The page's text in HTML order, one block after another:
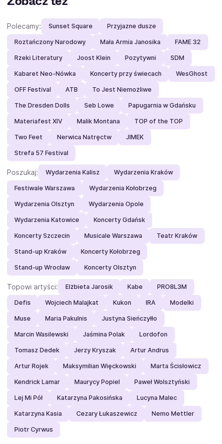
Polecamy: Sunset Square Przyjazne dusze
Roztańczony Narodowy Mała Armia Janosika FAME 32
Rzeki Literatury Joost Klein Pozytywni SDM
Kabaret Neo-Nówka Koncerty przy świecach WesGhost
OFF Festival ATB To Jest Niemożliwe
The Dresden Dolls Seb Lowe Papugarnia w Gdańsku
Materiafest XIV Malik Montana TOP of the TOP
Two Feet Nerwica Natręctw JIMEK
Strefa 57 Festival
Poszukaj: Wydarzenia Kalisz Wydarzenia Kraków
Festiwale Warszawa Wydarzenia Kołobrzeg
Wydarzenia Olsztyn Wydarzenia Opole
Wydarzenia Katowice Koncerty Gdańsk
Koncerty Szczecin Musicale Warszawa Teatr Kraków
Stand-up Kraków Koncerty Kołobrzeg
Stand-up Wrocław Koncerty Olsztyn
Topowi artyści: Elżbieta Jarosik Kabe PRO8L3M
Defis Wojciech Malajkat Kukon IRA Modelki
Muse Maria Pakulnis Justyna Sieńczyłło
Marcin Wasilewski Jaśmina Polak Lordofon
Tomasz Dedek Jerzy Kryszak Artur Andrus
Artur Rojek Maksymilian Więckowski Marta Ścisłowicz
Kendrick Lamar Maurycy Popiel Paweł Wolsztyński
Lej Mi Pół Katarzyna Pakosińska Lucyna Malec
Katarzyna Kasia Cezary Łukaszewicz Nemo Mettler
Piotr Cyrwus